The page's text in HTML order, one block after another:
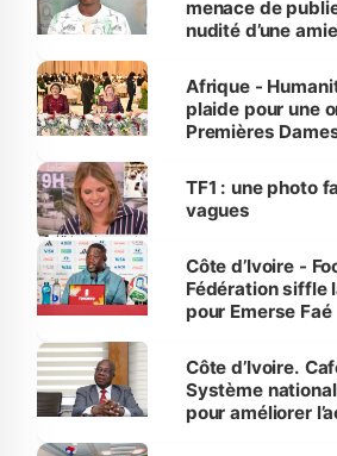
menace de
nudité d’une
Afrique -
plaide pour une
Premières
sur la scène
TF1 : une photo
vagues
Côte d’Ivoire -
Fédération siffle
pour Emerse Faé
Côte d’Ivoire.
Système
pour améliorer